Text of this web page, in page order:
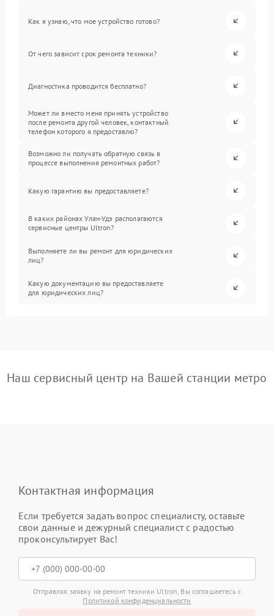
Как я узнаю, что мое устройство готово?
От чего зависит срок ремонта техники?
Диагностика проводится бесплатно?
Может ли вместо меня принять устройство
после ремонта другой человек, контактный
телефон которого я предоставлю?
Возможно ли получать обратную связь в
процессе выполнения ремонтных работ?
Какую гарантию вы предоставляете?
В каких районах Улан-Удэ располагаются
сервисные центры Ultron?
Выполняете ли вы ремонт для юридических
лиц?
Какую документацию вы предоставляете
для юридических лиц?
Наш сервисный центр на Вашей станции метро
Контактная информация
Если требуется задать вопрос специалисту, оставьте
свои данные и дежурный специалист с радостью
проконсультирует Вас!
Отправляя заявку на ремонт техники Ultron, Вы соглашаетесь с
Политикой конфиденциальности